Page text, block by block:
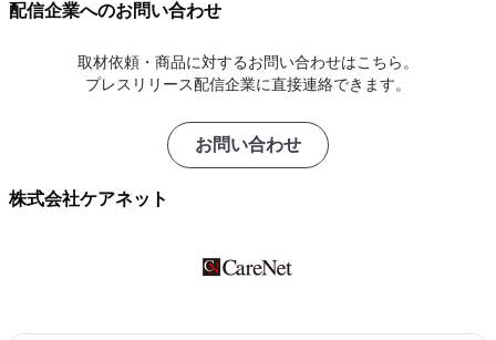
配信企業へのお問い合わせ
取材依頼・商品に対するお問い合わせはこちら。
プレスリリース配信企業に直接連絡できます。
お問い合わせ
株式会社ケアネット